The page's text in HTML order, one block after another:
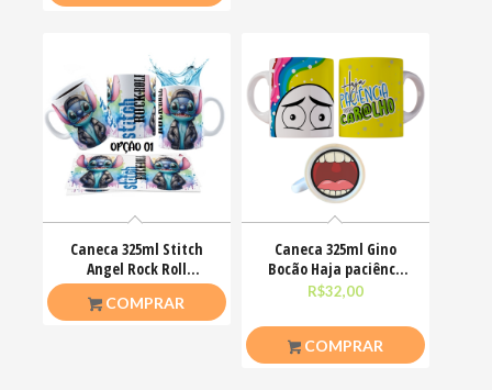
Caneca 325ml Stitch
Angel Rock Roll
Motoclub Motoqueiro
COMPRAR
Caneca 325ml Gino
Bocão Haja paciênca
nesse caralho Meme
R$32,00
COMPRAR